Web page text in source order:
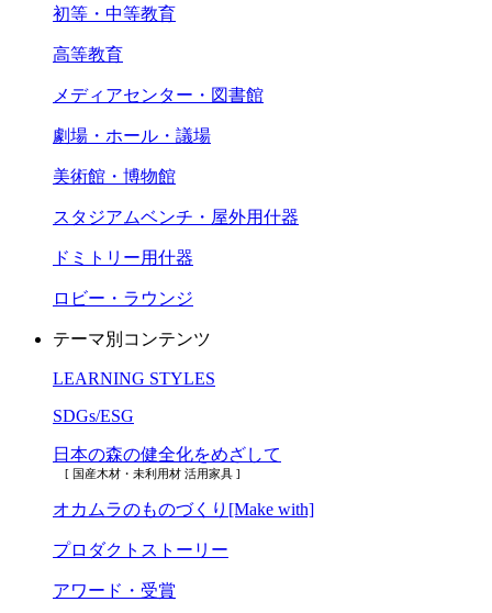
初等・中等教育
高等教育
メディアセンター・図書館
劇場・ホール・議場
美術館・博物館
スタジアムベンチ・屋外用什器
ドミトリー用什器
ロビー・ラウンジ
テーマ別コンテンツ
LEARNING STYLES
SDGs/ESG
日本の森の健全化をめざして
[ 国産木材・未利用材 活用家具 ]
オカムラのものづくり[Make with]
プロダクトストーリー
アワード・受賞